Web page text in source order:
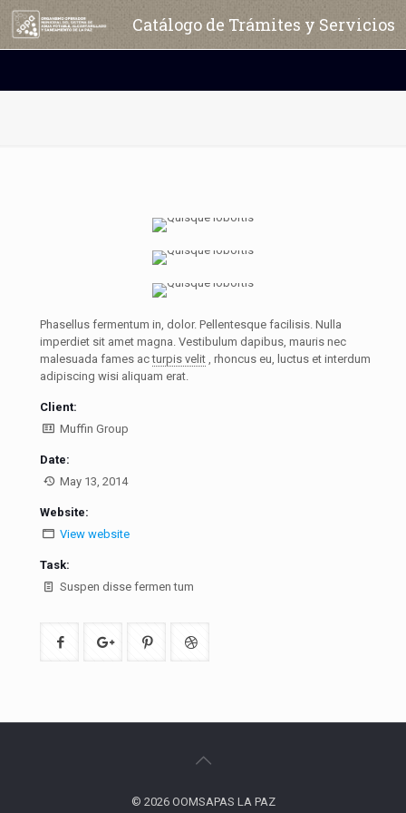
Catálogo de Trámites y Servicios
Phasellus fermentum in, dolor. Pellentesque facilisis. Nulla
imperdiet sit amet magna. Vestibulum dapibus, mauris nec
malesuada fames acturpis velit , rhoncus eu, luctus et interdum
adipiscing wisi aliquam erat.
Client:
Muffin Group
Date:
May 13, 2014
Website:
View website
Task:
Suspen disse fermen tum
© 2026 OOMSAPAS LA PAZ